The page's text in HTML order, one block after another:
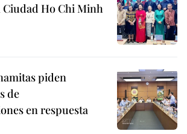
Ciudad Ho Chi Minh
piden
de
en respuesta